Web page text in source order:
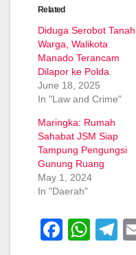
Related
Diduga Serobot Tanah
Warga, Walikota
Manado Terancam
Dilapor ke Polda
June 18, 2025
In "Law and Crime"
Maringka: Rumah
Sahabat JSM Siap
Tampung Pengungsi
Gunung Ruang
May 1, 2024
In "Daerah"
F
W
T